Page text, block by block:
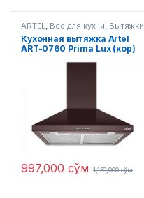
ARTEL, Все для кухни, Вытяжки
Кухонная вытяжка Artel
ART-0760 Prima Lux (кор)
997,000 сўм 1,130,000сўм